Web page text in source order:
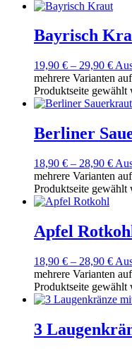
Bayrisch
19,90 € – 29,90 €
mehrere Varianten
Produktseite gewählt
Berliner
18,90 € – 28,90 €
mehrere Varianten
Produktseite gewählt
Apfel
18,90 € – 28,90 €
mehrere Varianten
Produktseite gewählt
3